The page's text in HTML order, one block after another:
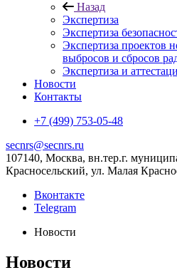
Назад
Экспертиза
Экспертиза
Экспертиза проектов
выбросов и сбросов
Экспертиза и
Новости
Контакты
+7 (499) 753-05-48
secnrs@secnrs.ru
107140, Москва, вн.тер.г.
Красносельский, ул. Малая
Вконтакте
Telegram
Новости
Новости